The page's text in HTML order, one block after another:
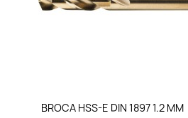
Añadir al carrito
BROCA HSS-E DIN 1897 1.2 MM